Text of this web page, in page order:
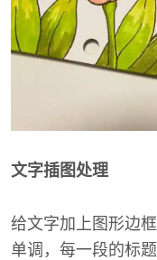
文字插图处理
给文字加上图形边
单调，每一段的标